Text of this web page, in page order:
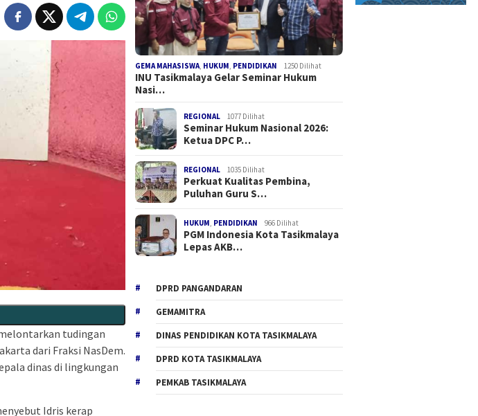
tudingan
dari Fraksi NasDem.
dinas di lingkungan
Idris kerap
GEMA MAHASISWA HUKUM PENDIDIKAN 1250 Dilihat
INU Tasikmalaya Gelar Seminar Hukum
Nasi…
REGIONAL 1077 Dilihat
Seminar Hukum Nasional 2026:
Ketua DPC P…
REGIONAL 1035 Dilihat
Perkuat Kualitas Pembina,
Puluhan Guru S…
HUKUM PENDIDIKAN 966 Dilihat
PGM Indonesia Kota Tasikmalaya
Lepas AKB…
DPRD PANGANDARAN
GEMAMITRA
DINAS PENDIDIKAN KOTA TASIKMALAYA
DPRD KOTA TASIKMALAYA
PEMKAB TASIKMALAYA